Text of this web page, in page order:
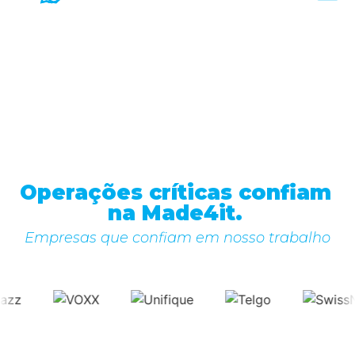
Operações críticas confiam
na Made4it.
Empresas que confiam em nosso trabalho